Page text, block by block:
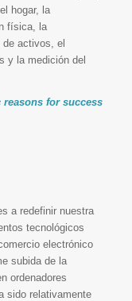
hogar, la
física, la
de activos, el
y la medición del
reasons for success
a redefinir nuestra
tecnológicos
electrónico
subida de la
ordenadores
sido relativamente